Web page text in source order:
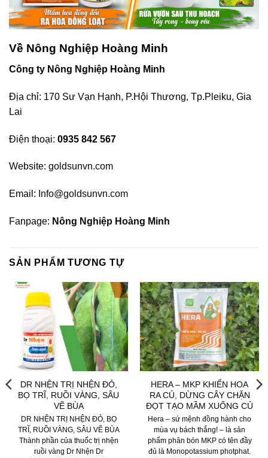
Về Nông Nghiệp Hoàng Minh
Công ty Nông Nghiệp Hoàng Minh
Địa chỉ: 170 Sư Vạn Hạnh, P.Hội Thương, Tp.Pleiku, Gia
Lai
Điện thoại: 0935 842 567
Website: goldsunvn.com
Email: Info@goldsunvn.com
Fanpage: Nông Nghiệp Hoàng Minh
SẢN PHẨM TƯƠNG TỰ
DR NHỆN TRỊ NHỆN ĐỎ,
BỌ TRĨ, RUỒI VÀNG, SÂU
VẼ BÙA
DR NHỆN TRỊ NHỆN ĐỎ, BỌ
TRĨ, RUỒI VÀNG, SÂU VẼ BÙA
Thành phần của thuốc trị nhện
ruồi vàng Dr Nhện Dr
HERA – MKP KHIỂN HOA
RA CỦ, DỪNG CÂY CHẶN
ĐỌT TẠO MẦM XUỐNG CỦ
Hera – sứ mệnh đồng hành cho
mùa vụ bách thắng! – là sản
phẩm phân bón MKP có tên đầy
đủ là Monopotassium photphat.